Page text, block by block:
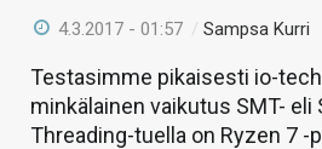
4.3.2017 - 01:57 /Sampsa Kurri
Testasimme pikaisesti io-
minkälainen vaikutus SMT-
Threading-tuella on Ryzen 7 -